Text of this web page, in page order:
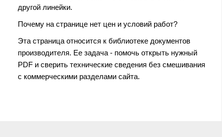
другой линейки.
Почему на странице нет цен и условий работ?
Эта страница относится к библиотеке документов
производителя. Ее задача - помочь открыть нужный
PDF и сверить технические сведения без смешивания
с коммерческими разделами сайта.